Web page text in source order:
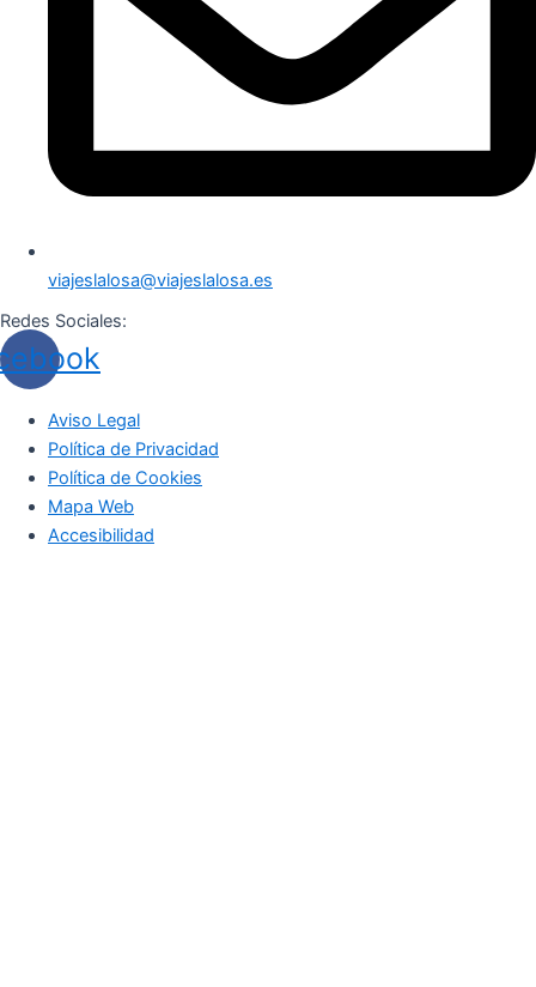
viajeslalosa@viajeslalosa.es
Redes Sociales:
Aviso Legal
Política de Privacidad
Política de Cookies
Mapa Web
Accesibilidad